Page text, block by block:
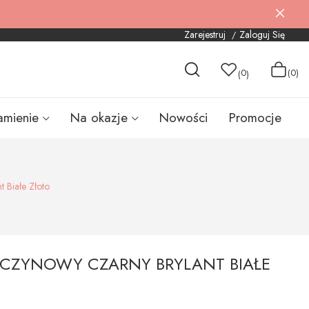
Zarejestruj Zaloguj Się
(0) (0)
Na okazje Nowości Promocje
Złoto
CZARNY BRYLANT BIAŁE